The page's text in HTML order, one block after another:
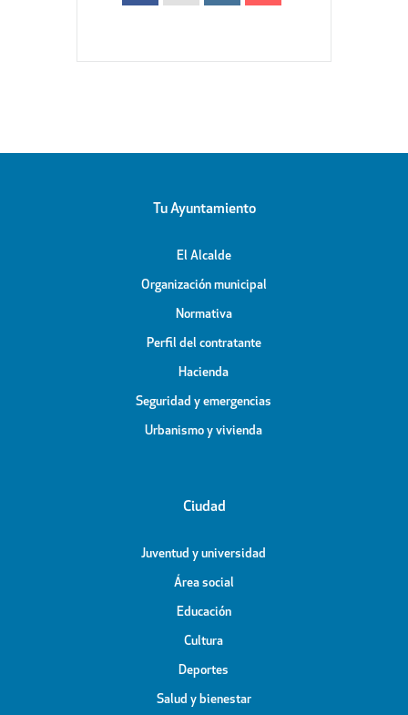
Tu Ayuntamiento
El Alcalde
Organización municipal
Normativa
Perfil del contratante
Hacienda
Seguridad y emergencias
Urbanismo y vivienda
Ciudad
Juventud y universidad
Área social
Educación
Cultura
Deportes
Salud y bienestar